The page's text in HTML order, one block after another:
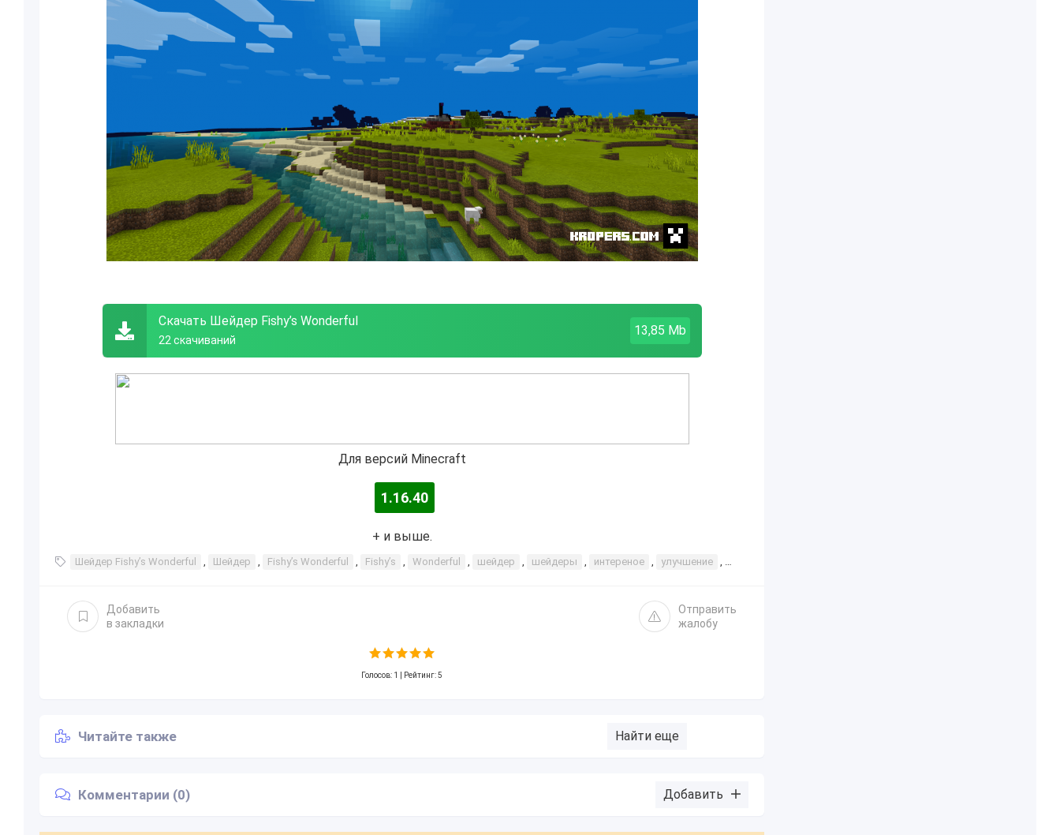
Скачать Шейдер Fishy’s Wonderful
22 скачиваний
13,85 Mb
Для версий Minecraft
1.16.40
+ и выше.
Шейдер Fishy’s Wonderful , Шейдер , Fishy’s Wonderful , Fishy’s , Wonderful , шейдер , шейдеры , интереное , улучшение , освещение
Добавить
в закладки
Отправить
жалобу
Голосов: 1 | Рейтинг: 5
Читайте также Найти еще
Комментарии (0) Добавить